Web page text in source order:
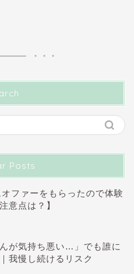
Posts
ファーをもらったので体験
意点は？】
んが気持ち悪い…」でも誰に
我慢し続けるリスク